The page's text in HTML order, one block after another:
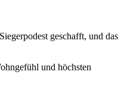
geschafft, und das
und höchsten